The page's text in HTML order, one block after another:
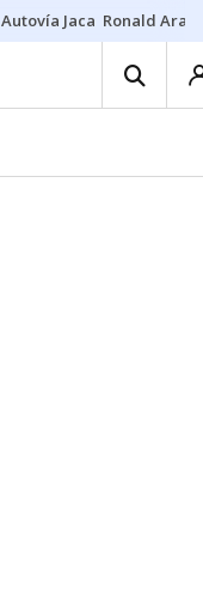
Autovía Jaca Ronald Araújo